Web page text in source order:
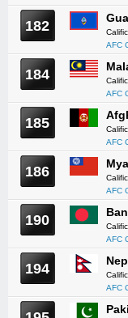
182
AFC
184
AFC
185
AFC
186
AFC
190
AFC
194
AFC